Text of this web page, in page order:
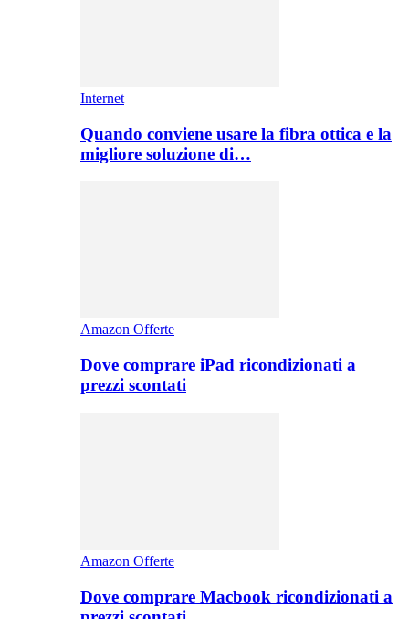
Internet
Quando conviene usare la fibra ottica e la
migliore soluzione di…
Amazon Offerte
Dove comprare iPad ricondizionati a
prezzi scontati
Amazon Offerte
Dove comprare Macbook ricondizionati a